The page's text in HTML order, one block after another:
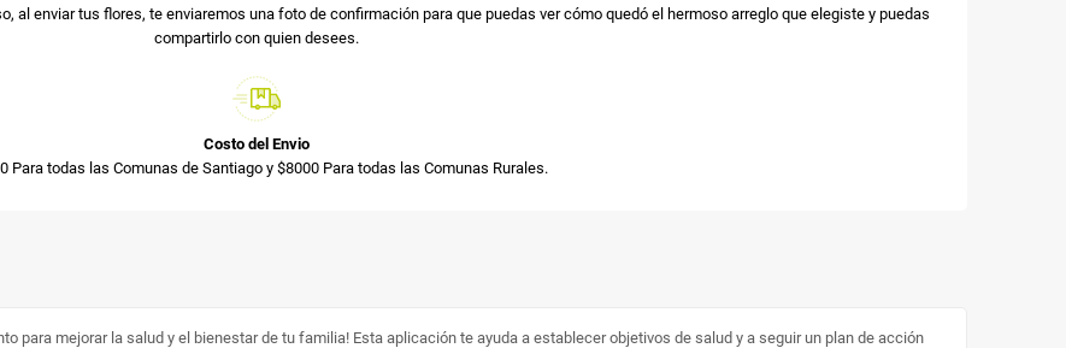
al enviar tus flores, te enviaremos una foto de confirmación para que puedas ver cómo quedó el hermoso arreglo que elegiste y puedas
compartirlo con quien desees.
Costo del Envio
Para todas las Comunas de Santiago y $8000 Para todas las Comunas Rurales.
para mejorar la salud y el bienestar de tu familia! Esta aplicación te ayuda a establecer objetivos de salud y a seguir un plan de acción